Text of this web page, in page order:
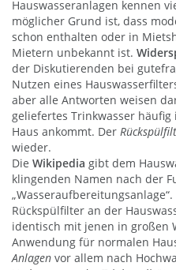
Hauswasseranlagen kennen
möglicher Grund ist, dass
schon enthalten oder in
Mietern unbekannt ist.
der Diskutierenden bei
Nutzen eines
aber alle Antworten weisen
geliefertes Trinkwasser
Haus ankommt. Der
wieder.
Die Wikipedia gibt dem
klingenden Namen nach der
Rückspülfilter an der
identisch mit jenen in großen
Anwendung für normalen
Anlagen vor allem nach